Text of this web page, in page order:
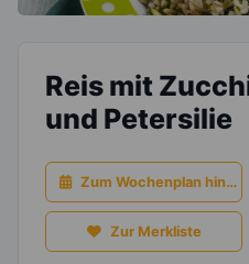
Reis mit
und Petersilie
Zum Wochenplan
Zur Merkliste